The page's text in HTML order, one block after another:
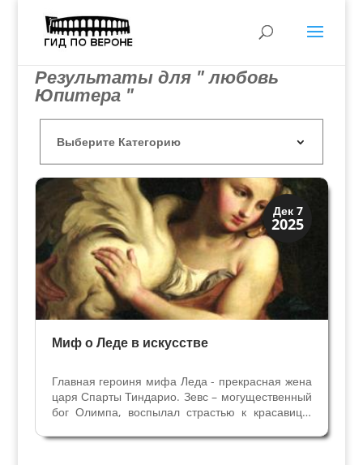
Результаты для " любовь
Юпитера "
Дек 7
2025
История
Мифы и Библия
Миф о Леде в искусстве
Главная героиня мифа Леда - прекрасная жена
царя Спарты Тиндарио. Зевс – могущественный
бог Олимпа, воспылал страстью к красавице.
превратившись в лебедя, приблизился к Леде.